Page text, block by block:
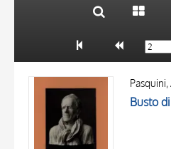
Busto